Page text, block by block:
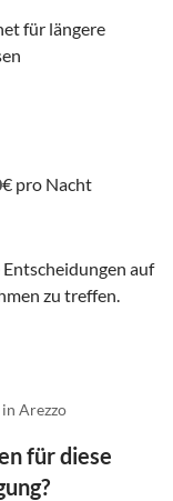
für längere
€ pro Nacht
auf
zu treffen.
Arezzo
für diese